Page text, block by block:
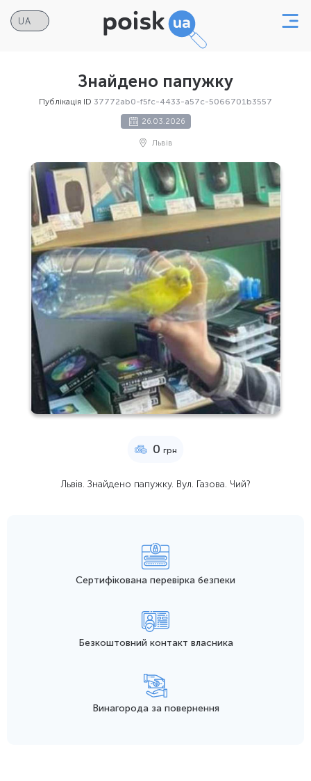
Знайдено папужку
Публікація ID 37772ab0-f5fc-4433-a57c-5066701b3557
26.03.2026
Львів
0 грн
Львів. Знайдено папужку. Вул. Газова. Чий?
Сертифікована перевірка безпеки
Безкоштовний контакт власника
Винагорода за повернення